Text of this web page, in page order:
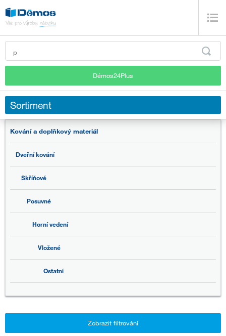
Démos24Plus
Sortiment
Kování a doplňkový materiál
Dveřní kování
Skříňové
Posuvné
Horní vedení
Vložené
Ostatní
Zobrazit filtrování